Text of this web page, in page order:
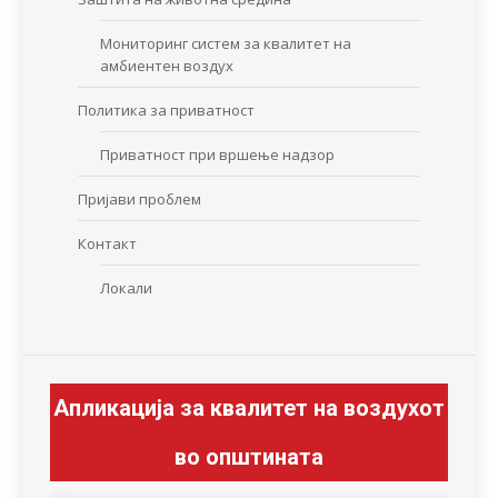
Мониторинг систем за квалитет на
амбиентен воздух
Политика за приватност
Приватност при вршење надзор
Пријави проблем
Контакт
Локали
Апликација за квалитет на воздухот
во општината